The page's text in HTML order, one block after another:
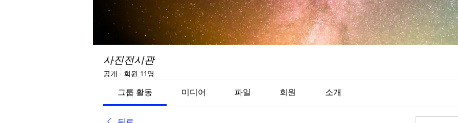
사진전시관
공개 · 회원 11명
그룹 활동 미디어 파일 회원 소개